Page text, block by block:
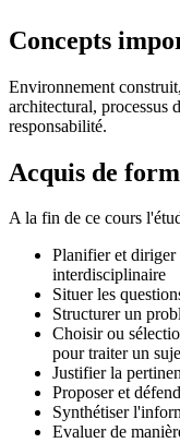
Concepts
Environnement
architectural, processus
responsabilité.
Acquis de
A la fin de ce cours
Planifier et diriger
interdisciplinaire
Situer les
Structurer un
Choisir ou
pour traiter un
Justifier la
Proposer et
Synthétiser
Evaluer de